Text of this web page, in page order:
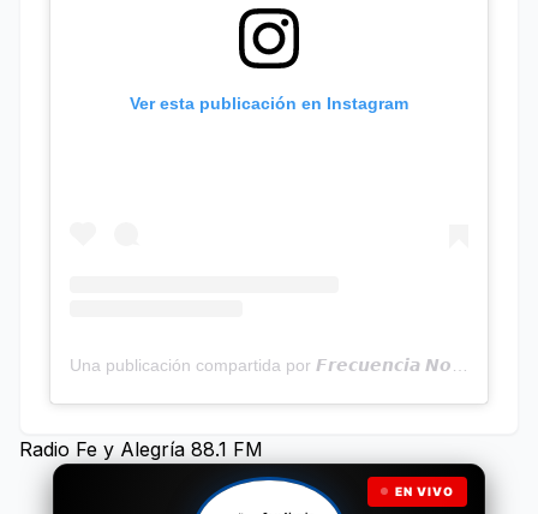
Ver esta publicación en Instagram
Radio Fe y Alegría 88.1 FM
EN VIVO